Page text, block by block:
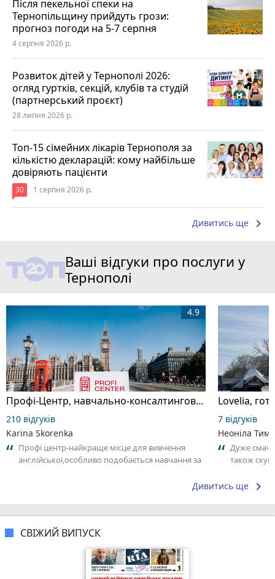
Після пекельної спеки на
Тернопільщину прийдуть грози:
прогноз погоди на 5-7 серпня
4 серпня 2026 р.
Розвиток дітей у Тернополі 2026:
огляд гуртків, секцій, клубів та студій
(партнерський проєкт)
28 липня 2026 р.
Топ-15 сімейних лікарів Тернополя за
кількістю декларацій: кому найбільше
довіряють пацієнти
30 1 серпня 2026 р.
Дивитись ще keyboard_arrow_right
Ваші відгуки про послуги у
Тернополі
Профі-Центр, навчально-консалтингова компанія
4.9
210 відгуків
Karina Skorenka
Профі центр-найкраще місце для вивчення
англійської,особливо подобається навчання за
Lovelia,
7 відгуків
Неоніла
Дуже
також
Дивитись ще keyboard_arrow_right
СВІЖИЙ ВИПУСК